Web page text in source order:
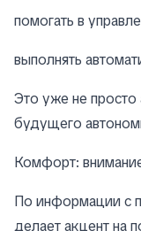
помогать в
выполнять
Это уже не просто
будущего
Комфорт:
По информации с
делает акцент на